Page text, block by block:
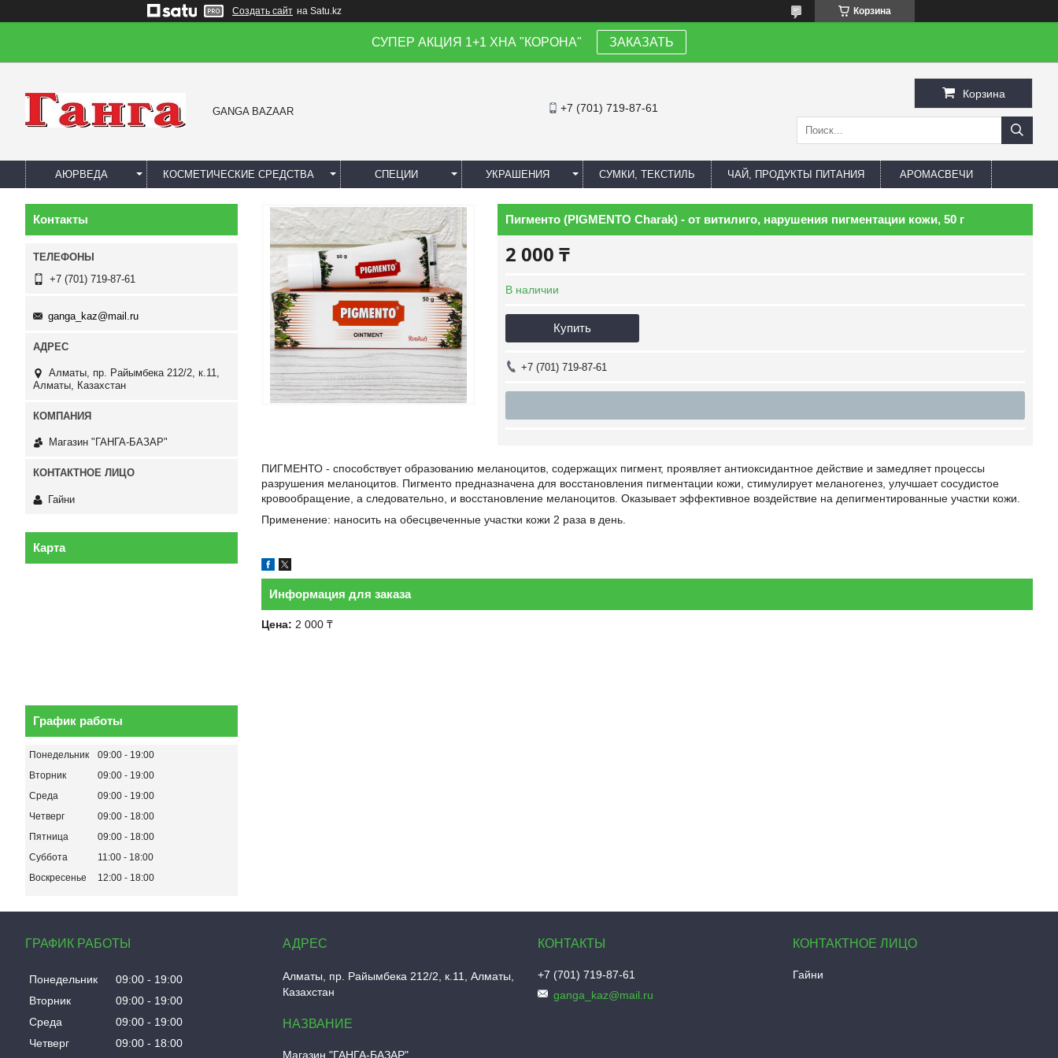
Создать сайт на Satu.kz Корзина
СУПЕР АКЦИЯ 1+1 ХНА "КОРОНА" ЗАКАЗАТЬ
GANGA BAZAAR +7 (701) 719-87-61
Корзина
АЮРВЕДА КОСМЕТИЧЕСКИЕ СРЕДСТВА СПЕЦИИ УКРАШЕНИЯ СУМКИ, ТЕКСТИЛЬ ЧАЙ, ПРОДУКТЫ ПИТАНИЯ АРОМАСВЕЧИ
Пигменто (PIGMENTO Сharak) - от витилиго, нарушения пигментации кожи, 50 г
2 000 ₸
В наличии
Купить
+7 (701) 719-87-61
ПИГМЕНТО - способствует образованию меланоцитов, содержащих пигмент, проявляет антиоксидантное действие и замедляет процессы
разрушения меланоцитов. Пигменто предназначена для восстановления пигментации кожи, стимулирует меланогенез, улучшает сосудистое
кровообращение, а следовательно, и восстановление меланоцитов. Оказывает эффективное воздействие на депигментированные участки кожи.
Применение: наносить на обесцвеченные участки кожи 2 раза в день.
Информация для заказа
Цена: 2 000 ₸
Контакты
+7 (701) 719-87-61
ganga_kaz@mail.ru
Алматы, пр. Райымбека 212/2, к.11,
Алматы, Казахстан
Магазин "ГАНГА-БАЗАР"
Гайни
Карта
График работы
Понедельник 09:00
19:00
Вторник
09:00
19:00
Среда
09:00
19:00
Четверг
09:00
18:00
Пятница
09:00
18:00
Суббота
11:00
18:00
Воскресенье
12:00 18:00
ГРАФИК РАБОТЫ
Понедельник 09:00
19:00
Вторник
09:00
19:00
Среда
09:00
19:00
Четверг
09:00
18:00
Алматы, пр. Райымбека 212/2, к.11, Алматы,
Казахстан
Магазин "ГАНГА-БАЗАР"
+7 (701) 719-87-61
ganga_kaz@mail.ru
Гайни